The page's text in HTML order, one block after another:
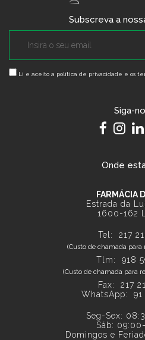
Subscreva a
Li e aceito a política de privacidade e os
Siga-
Onde
FARMÁCIA
Estrada da
1600-162
Tel: 217
(Custo de chamada para
Tlm: 918
(Custo de chamada para
Fax: 217
WhatsApp: 91
Seg-Sex:
Sáb:
Domingos e